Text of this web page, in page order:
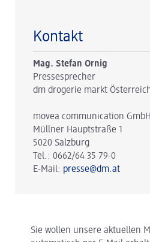
Kontakt
Mag. Stefan Ornig
Pressesprecher
dm drogerie markt
movea communication GmbH
Müllner Hauptstraße 1
5020 Salzburg
Tel.: 0662/64 35 79-0
E-Mail: presse@dm.at
Sie wollen unsere aktuellen